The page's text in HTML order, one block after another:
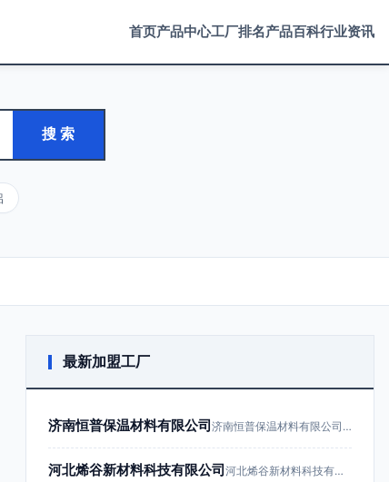
首页产品中心工厂排名产品百科行业资讯
搜 索
最新加盟工厂
济南恒普保温材料有限公司 济南恒普保温材料有限公司成立于201…
河北烯谷新材料科技有限公司 河北烯谷新材料科技有限公司成立于20…